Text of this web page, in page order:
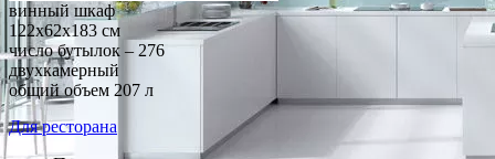
винный шкаф
122x62x183 см
число бутылок – 276
двухкамерный
общий объем 207 л
Для ресторана